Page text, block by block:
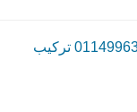
مصنع تركيب مظلات و سواتر الاختيارالاول 0114996351 تركيب